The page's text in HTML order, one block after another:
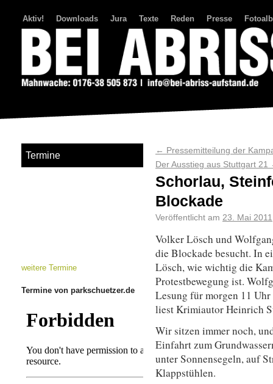
Aktiv! Downloads Jura Texte Reden Presse
← Pressemitteilung der
Der Ausstieg aus Stuttgart 21
Schorlau,
Blockade
Veröffentlicht am 23. Mai 2011
Volker Lösch und
die Blockade besucht. In
Lösch, wie wichtig die
Protestbewegung ist.
Lesung für morgen 11
liest Krimiautor Heinrich
Wir sitzen immer noch,
Einfahrt zum
unter Sonnensegeln, auf
Klappstühlen.
Termine
weitere Termine
Termine von parkschuetzer.de